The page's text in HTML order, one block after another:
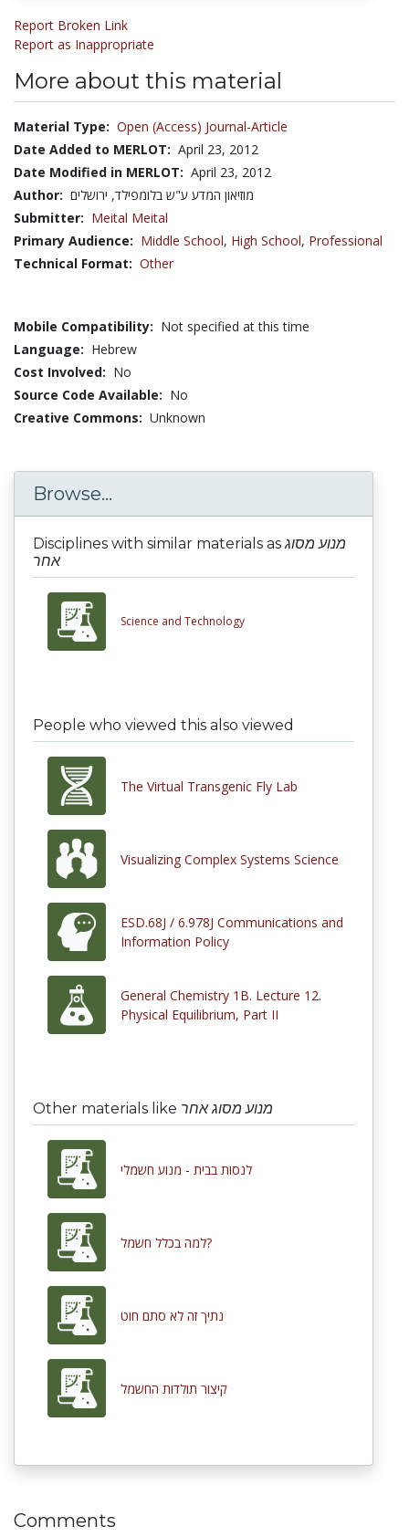
Report Broken Link
Report as Inappropriate
More about this material
Material Type: Open (Access) Journal-Article
Date Added to MERLOT: April 23, 2012
Date Modified in MERLOT: April 23, 2012
Author: מוזיאון המדע ע"ש בלומפילד, ירושלים
Submitter: Meital Meital
Primary Audience: Middle School, High School, Professional
Technical Format: Other
Mobile Compatibility: Not specified at this time
Language: Hebrew
Cost Involved: No
Source Code Available: No
Creative Commons: Unknown
Browse...
Disciplines with similar materials asמנוע מסוג
אחר
Science and Technology
People who viewed this also viewed
The Virtual Transgenic Fly Lab
Visualizing Complex Systems Science
ESD.68J / 6.978J Communications and
Information Policy
General Chemistry 1B. Lecture 12.
Physical Equilibrium, Part II
Other materials like מנוע מסוג אחר
לנסות בבית - מנוע חשמלי
למה בכלל חשמל?
נתיך זה לא סתם חוט
קיצור תולדות החשמל
Comments